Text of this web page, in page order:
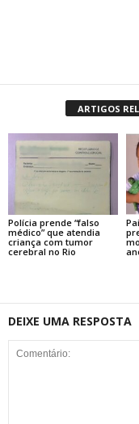
ARTIGOS
Polícia prende “falso
médico” que atendia
criança com tumor
cerebral no Rio
DEIXE UMA RESPOSTA